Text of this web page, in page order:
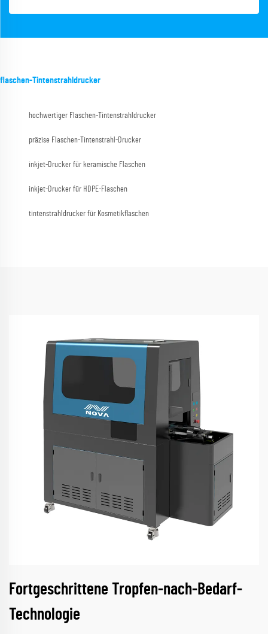
flaschen-Tintenstrahldrucker
hochwertiger Flaschen-Tintenstrahldrucker
präzise Flaschen-Tintenstrahl-Drucker
inkjet-Drucker für keramische Flaschen
inkjet-Drucker für HDPE-Flaschen
tintenstrahldrucker für Kosmetikflaschen
Fortgeschrittene Tropfen-nach-Bedarf-
Technologie